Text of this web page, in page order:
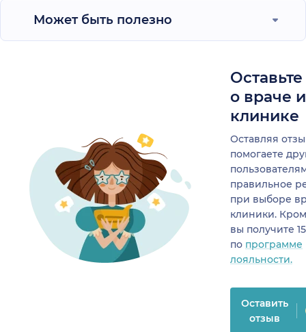
Может быть полезно
о враче
клинике
Оставляя
помогаете
правильное
при выборе
клиники.
вы получите
по программе
лояльности.
Оставить
отзыв